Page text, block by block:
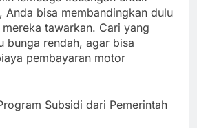
Anda bisa membandingkan dulu
tawarkan. Cari yang
bunga rendah, agar bisa
pembayaran motor
Subsidi dari Pemerintah